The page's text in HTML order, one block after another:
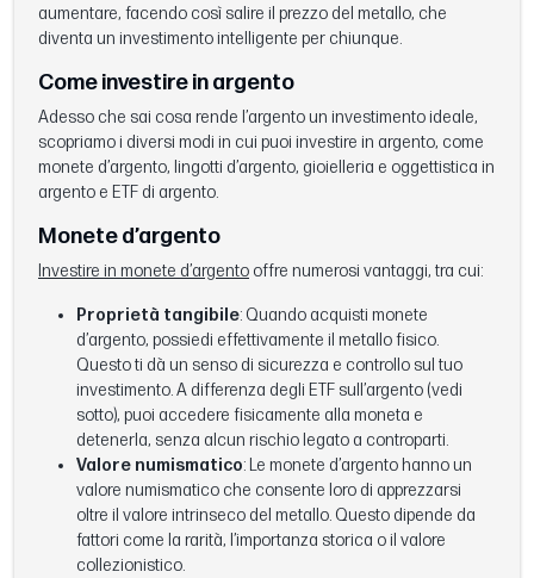
aumentare, facendo così salire il prezzo del metallo, che
diventa un investimento intelligente per chiunque.
Come investire in argento
Adesso che sai cosa rende l’argento un investimento ideale,
scopriamo i diversi modi in cui puoi investire in argento, come
monete d’argento, lingotti d’argento, gioielleria e oggettistica in
argento e ETF di argento.
Monete d’argento
Investire in monete d’argento offre numerosi vantaggi, tra cui:
Proprietà tangibile: Quando acquisti monete
d’argento, possiedi effettivamente il metallo fisico.
Questo ti dà un senso di sicurezza e controllo sul tuo
investimento. A differenza degli ETF sull’argento (vedi
sotto), puoi accedere fisicamente alla moneta e
detenerla, senza alcun rischio legato a controparti.
Valore numismatico: Le monete d’argento hanno un
valore numismatico che consente loro di apprezzarsi
oltre il valore intrinseco del metallo. Questo dipende da
fattori come la rarità, l’importanza storica o il valore
collezionistico.